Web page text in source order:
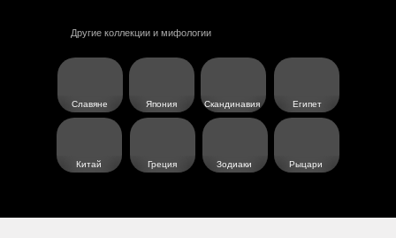
Другие коллекции и мифологии
Славяне Япония Скандинавия Египет
Китай Греция Зодиаки Рыцари